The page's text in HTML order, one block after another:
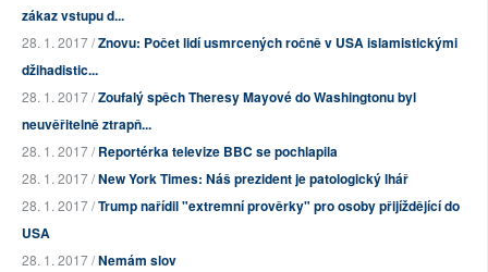
zákaz vstupu d...
28. 1. 2017 /Znovu: Počet lidí usmrcených ročně v USA islamistickými
džihadistic...
28. 1. 2017 /Zoufalý spěch Theresy Mayové do Washingtonu byl
neuvěřitelně ztrapň...
28. 1. 2017 /Reportérka televize BBC se pochlapila
28. 1. 2017 /New York Times: Náš prezident je patologický lhář
28. 1. 2017 /Trump nařídil "extremní prověrky" pro osoby přijíždějící do
USA
28. 1. 2017 /Nemám slov